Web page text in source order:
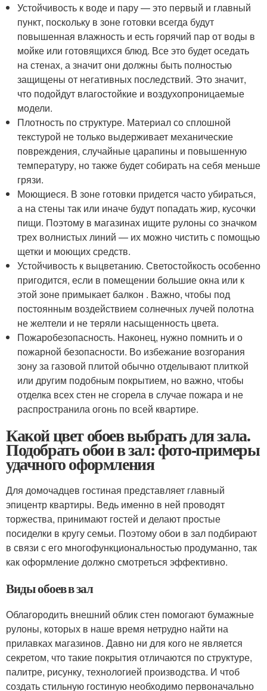
Устойчивость к воде и пару — это первый и главный
пункт, поскольку в зоне готовки всегда будут
повышенная влажность и есть горячий пар от воды в
мойке или готовящихся блюд. Все это будет оседать
на стенах, а значит они должны быть полностью
защищены от негативных последствий. Это значит,
что подойдут влагостойкие и воздухопроницаемые
модели.
Плотность по структуре. Материал со сплошной
текстурой не только выдерживает механические
повреждения, случайные царапины и повышенную
температуру, но также будет собирать на себя меньше
грязи.
Моющиеся. В зоне готовки придется часто убираться,
а на стены так или иначе будут попадать жир, кусочки
пищи. Поэтому в магазинах ищите рулоны со значком
трех волнистых линий — их можно чистить с помощью
щетки и моющих средств.
Устойчивость к выцветанию. Светостойкость особенно
пригодится, если в помещении большие окна или к
этой зоне примыкает балкон . Важно, чтобы под
постоянным воздействием солнечных лучей полотна
не желтели и не теряли насыщенность цвета.
Пожаробезопасность. Наконец, нужно помнить и о
пожарной безопасности. Во избежание возгорания
зону за газовой плитой обычно отделывают плиткой
или другим подобным покрытием, но важно, чтобы
отделка всех стен не сгорела в случае пожара и не
распространила огонь по всей квартире.
Какой цвет обоев выбрать для зала.
Подобрать обои в зал: фото-примеры
удачного оформления
Для домочадцев гостиная представляет главный
эпицентр квартиры. Ведь именно в ней проводят
торжества, принимают гостей и делают простые
посиделки в кругу семьи. Поэтому обои в зал подбирают
в связи с его многофункциональностью продуманно, так
как оформление должно смотреться эффективно.
Виды обоев в зал
Облагородить внешний облик стен помогают бумажные
рулоны, которых в наше время нетрудно найти на
прилавках магазинов. Давно ни для кого не является
секретом, что такие покрытия отличаются по структуре,
палитре, рисунку, технологией производства. И чтоб
создать стильную гостиную необходимо первоначально